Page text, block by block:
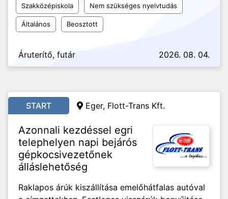
Szakközépiskola Nem szükséges nyelvtudás
Általános Beosztott
Áruterítő, futár 2026. 08. 04.
START Eger, Flott-Trans Kft.
Azonnali kezdéssel egri
telephelyen napi bejárós
gépkocsivezetőnek
álláslehetőség
Raklapos árúk kiszállítása emelőhátfalas autóval